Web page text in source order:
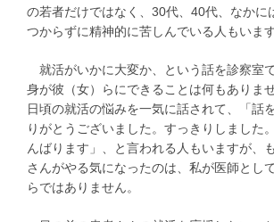
の若者だけではなく、30代、40代、なかに
つからずに精神的に苦しんでいる人もいます
就活がいかに大変か、という話を診察室
身が彼（女）らにできることは何もありま
日頃の就活の悩みを一気に話されて、「話
りがとうございました。すっきりしました
んばります」、と言われる人もいますが、
さんがやる気になったのは、私が医師とし
らではありません。